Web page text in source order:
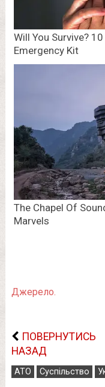
Джерело.
ПОВЕРНУТИСЬ
НАЗАД
АТО Суспільство